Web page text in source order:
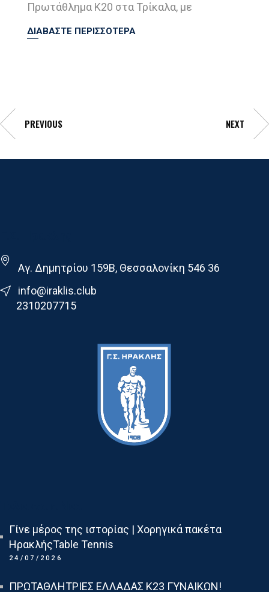
Πρωτάθλημα Κ20 στα Τρίκαλα, με
ΔΙΑΒΑΣΤΕ ΠΕΡΙΣΣΟΤΕΡΑ
PREVIOUS NEXT
Αγ. Δημητρίου 159Β, Θεσσαλονίκη 546 36
info@iraklis.club
2310207715
Γίνε μέρος της ιστορίας | Χορηγικά πακέτα
ΗρακλήςTable Tennis
24/07/2026
ΠΡΩΤΑΘΛΗΤΡΙΕΣ ΕΛΛΑΔΑΣ Κ23 ΓΥΝΑΙΚΩΝ!